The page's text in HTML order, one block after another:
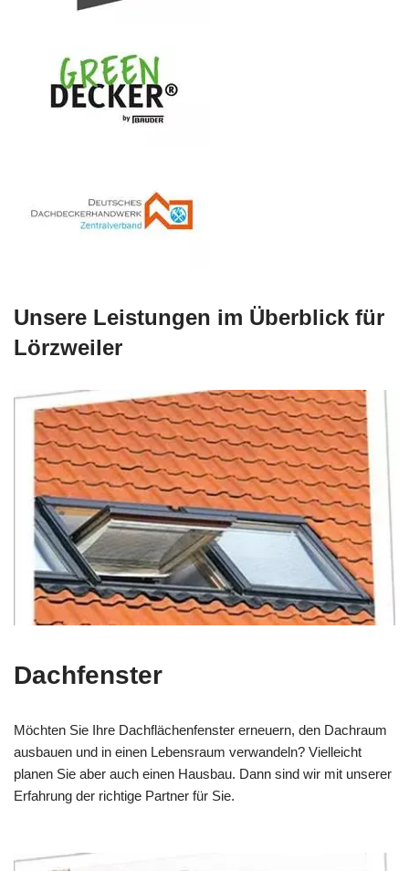
Unsere Leistungen im Überblick für
Lörzweiler
Dachfenster
Möchten Sie Ihre Dachflächenfenster erneuern, den Dachraum
ausbauen und in einen Lebensraum verwandeln? Vielleicht
planen Sie aber auch einen Hausbau. Dann sind wir mit unserer
Erfahrung der richtige Partner für Sie.